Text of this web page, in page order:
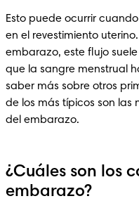
Esto puede ocurrir
en el revestimiento
embarazo, este flujo
que la sangre menstrual
saber más sobre otros
de los más típicos son las
del embarazo.
¿Cuáles son los
embarazo?